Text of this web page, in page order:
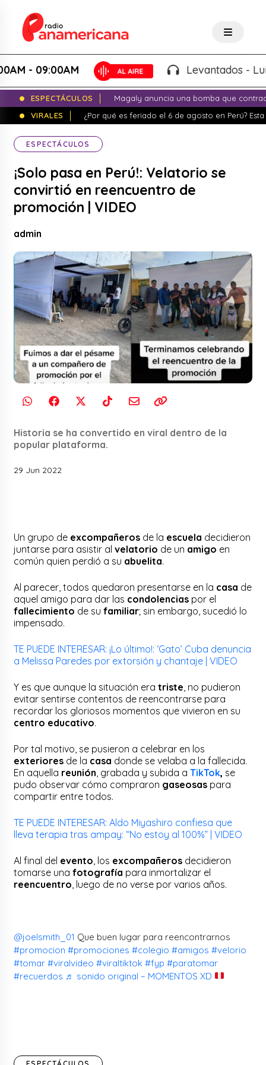
09:00AM Levantados - Luigui
ESPECTÁCULOS
Magaly anuncia una bomba que
VIRALES
¿Por qué es feriado el 6 de agosto en Perú?
ESPECTÁCULOS
¡Solo pasa en Perú!: Velatorio se
convirtió en reencuentro de
promoción | VIDEO
admin
Historia se ha convertido en viral dentro de la
popular plataforma.
29 Jun 2022
Un grupo de excompañeros de la escuela decidieron
juntarse para asistir alvelatorio de un amigo en
común quien perdió a su abuelita.
Al parecer, todos quedaron presentarse en la casa de
aquel amigo para dar las condolencias por el
fallecimiento de sufamiliar; sin embargo, sucedió lo
impensado.
TE PUEDE INTERESAR: ¡Lo último!: ‘Gato’ Cuba denuncia
a Melissa Paredes por extorsión y chantaje | VIDEO
Y es que aunque la situación eratriste , no pudieron
evitar sentirse contentos de reencontrarse para
recordar los gloriosos momentos que vivieron en su
centro educativo.
Por tal motivo, se pusieron a celebrar en los
exteriores de la casa donde se velaba a la fallecida.
En aquella reunión , grabada y subida aTikTok, se
pudo observar cómo compraron gaseosas para
compartir entre todos.
TE PUEDE INTERESAR: Aldo Miyashiro confiesa que
lleva terapia tras ampay: “No estoy al 100%” | VIDEO
Al final del evento , los excompañeros decidieron
tomarse unafotografía para inmortalizar el
reencuentro , luego de no verse por varios años.
@joelsmith_01 Que buen lugar para reencontrarnos
#promocion #promociones #colegio #amigos #velorio
#tomar #viralvideo #viraltiktok #fyp #paratomar
#recuerdos ♬ sonido original – MOMENTOS XD